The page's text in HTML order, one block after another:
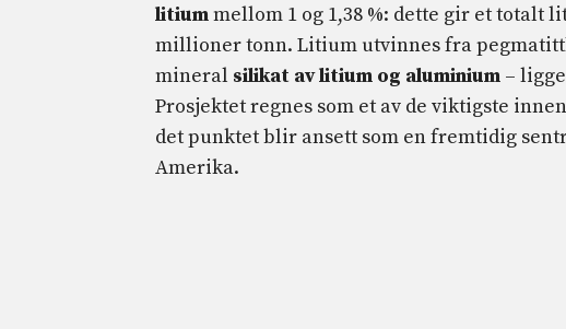
litiummellom 1 og 1,38 %: dette gir et totalt
millioner tonn. Litium utvinnes fra
mineral silikat av litium og aluminium –
Prosjektet regnes som et av de viktigste
det punktet blir ansett som en fremtidig
Amerika.